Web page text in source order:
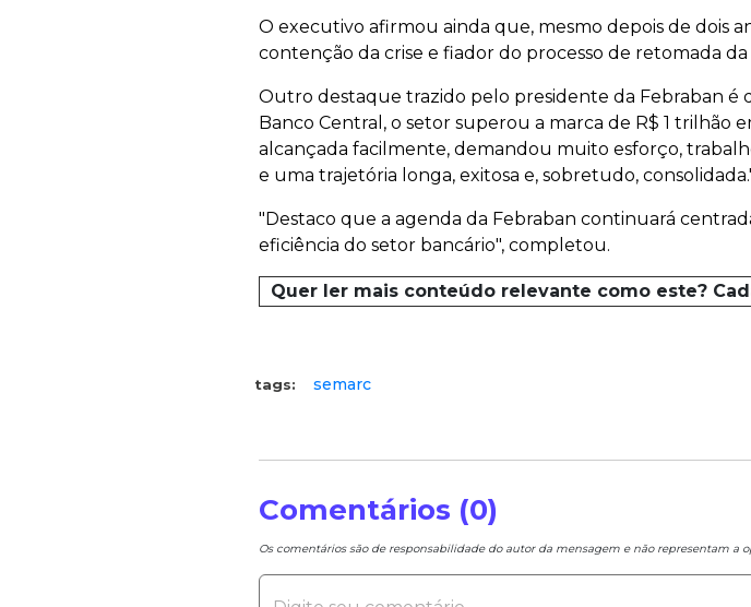
O executivo afirmou ainda que, mesmo depois de dois
contenção da crise e fiador do processo de retomada da
Outro destaque trazido pelo presidente da Febraban é
Banco Central, o setor superou a marca de R$ 1 trilhão
alcançada facilmente, demandou muito esforço,
e uma trajetória longa, exitosa e, sobretudo,
"Destaco que a agenda da Febraban continuará
eficiência do setor bancário", completou.
Quer ler mais conteúdo relevante como este?
tags: semarc
Comentários (0)
Os comentários são de responsabilidade do autor da mensagem e não representam a